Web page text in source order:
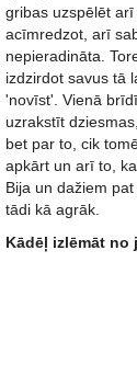
gribas uzspēlēt arī
acīmredzot, arī
nepieradināta.
izdzirdot savus tā
'novīst'. Vienā
uzrakstīt
bet par to, cik
apkārt un arī to,
Bija un dažiem
tādi kā agrāk.
Kādēļ izlēmāt no